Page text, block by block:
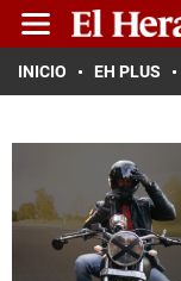
INICIO EH PLUS